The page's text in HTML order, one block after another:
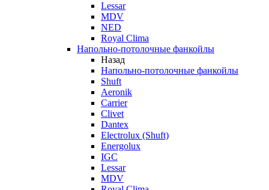
Lessar
MDV
NED
Royal Clima
Напольно-потолочные фанкойлы
Назад
Напольно-потолочные фанкойлы
Shuft
Aeronik
Carrier
Clivet
Dantex
Electrolux (Shuft)
Energolux
IGC
Lessar
MDV